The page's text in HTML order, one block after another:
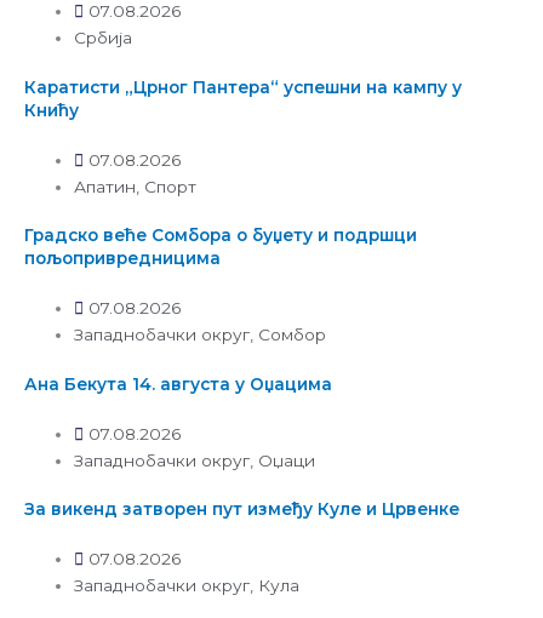
07.08.2026
Србија
Каратисти „Црног Пантера“ успешни на кампу у
Книћу
07.08.2026
Апатин Спорт
Градско веће Сомбора о буџету и подршци
пољопривредницима
07.08.2026
Западнобачки округ, Сомбор
Ана Бекута 14. августа у Оџацима
07.08.2026
Западнобачки округ Оџаци
За викенд затворен пут између Куле и Црвенке
07.08.2026
Западнобачки округ, Кула